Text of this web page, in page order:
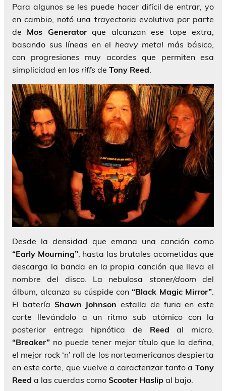
Para algunos se les puede hacer difícil de entrar, yo
en cambio, notó una trayectoria evolutiva por parte
de Mos Generatorque alcanzan ese tope extra,
basando sus líneas en el heavy metal más básico,
con progresiones muy acordes que permiten esa
simplicidad en los riffs de Tony Reed.
Desde la densidad que emana una canción como
“Early Mourning”, hasta las brutales acometidas que
descarga la banda en la propia canción que lleva el
nombre del disco. La nebulosa stoner/doom del
álbum, alcanza su cúspide con“Black Magic Mirror”
El batería Shawn Johnson estalla de furia en este
corte llevándolo a un ritmo sub atómico con la
posterior entrega hipnótica de Reed al micro.
“Breaker” no puede tener mejor título que la defina,
el mejor rock ‘n’ roll de los norteamericanos despierta
en este corte, que vuelve a caracterizar tanto a Tony
Reed a las cuerdas como Scooter Haslip al bajo.